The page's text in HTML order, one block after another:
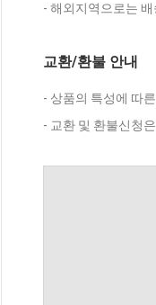
- 해외지역으로는
교환/환불 안내
- 상품의 특성에 따
- 교환 및 환불신청